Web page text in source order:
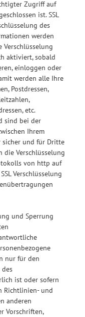
Zugriff auf
ist. SSL
des
werden
aktiviert, sobald
einloggen oder
werden alle Ihre
Postdressen,
etc.
sind bei der
Ihrem
sicher und für Dritte
die Verschlüsselung
von http auf
Verschlüsselung
und Sperrung
nur für den
ist oder sofern
Richtlinien- und
anderen
Vorschriften,